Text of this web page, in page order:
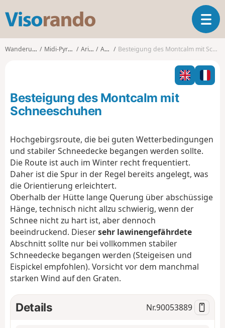
s
o
o
T
o
g
l
n
a
o
Wanderungen Midi-Pyrénées Ariège Auzat Besteigung des Montcalm mit Schneeschuhen
Besteigung des Montcalm mit
Schneeschuhen
Hochgebirgsroute, die bei guten Wetterbedingungen
und stabiler Schneedecke begangen werden sollte.
Die Route ist auch im Winter recht frequentiert.
Daher ist die Spur in der Regel bereits angelegt, was
die Orientierung erleichtert.
Oberhalb der Hütte lange Querung über abschüssige
Hänge, technisch nicht allzu schwierig, wenn der
Schnee nicht zu hart ist, aber dennoch
beeindruckend. Diesersehr lawinengefährdete
Abschnitt sollte nur bei vollkommen stabiler
Schneedecke begangen werden (Steigeisen und
Eispickel empfohlen). Vorsicht vor dem manchmal
starken Wind auf den Graten.
Details Nr.90053889